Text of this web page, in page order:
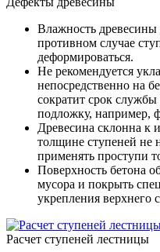
Влажность древесины
противном случае
деформироваться.
Не рекомендуется
непосредственно на
сократит срок
подложку, например,
Древесина склонна к
толщине ступеней не
применять проступи
Поверхность бетона
мусора и покрыть
укрепления верхнего
Расчет ступеней лестницы